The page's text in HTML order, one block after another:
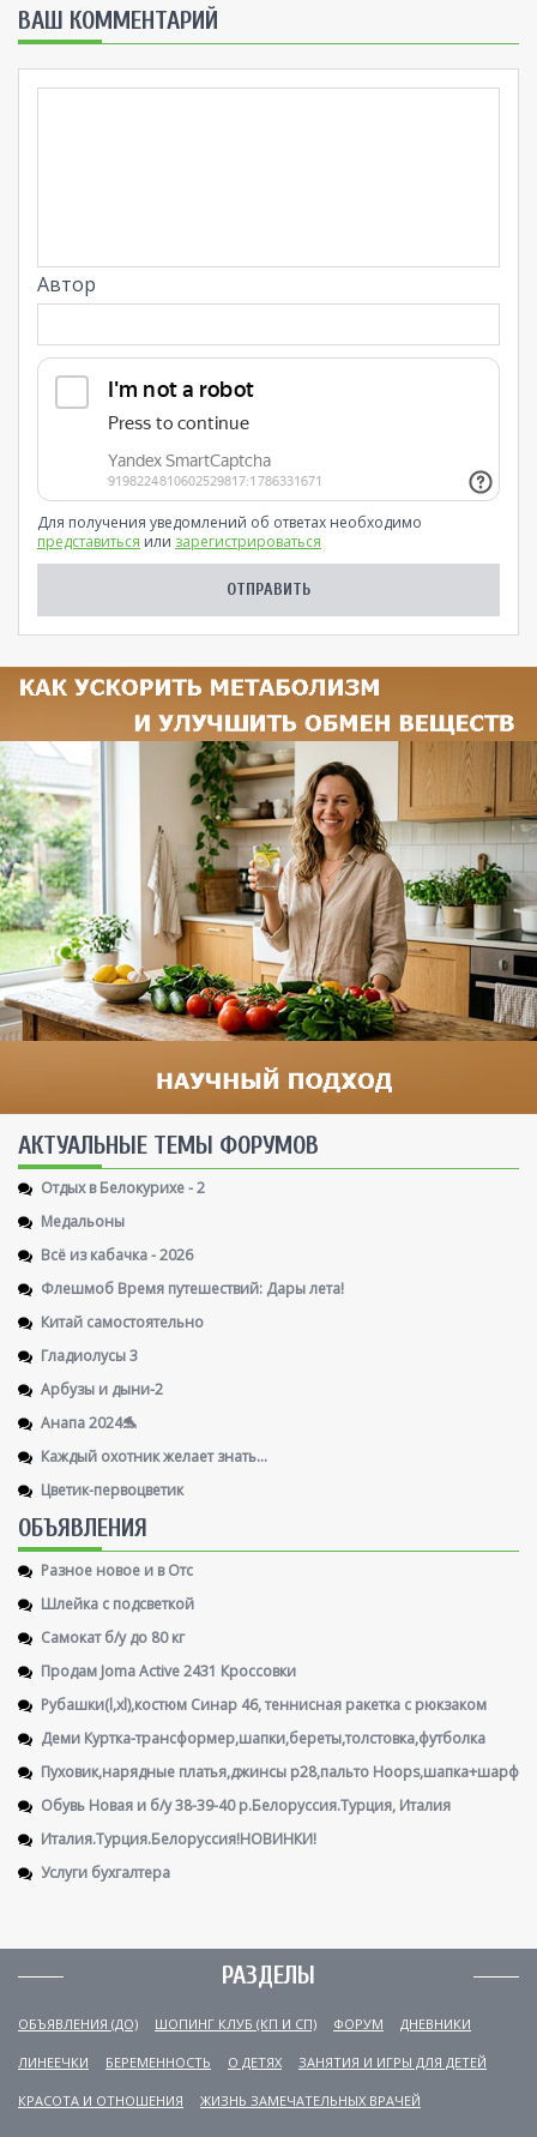
ВАШ КОММЕНТАРИЙ
Автор
Для получения уведомлений об ответах необходимо
представиться или зарегистрироваться
AКТУАЛЬНЫЕ ТЕМЫ ФОРУМОВ
Отдых в Белокурихе - 2
Медальоны
Всё из кабачка - 2026
Флешмоб Время путешествий: Дары лета!
Китай самостоятельно
Гладиолусы 3
Арбузы и дыни-2
Анапа 2024🐬
Каждый охотник желает знать...
Цветик-первоцветик
ОБЪЯВЛЕНИЯ
Разное новое и в Отс
Шлейка с подсветкой
Самокат б/у до 80 кг
Продам Joma Active 2431 Кроссовки
Рубашки(l,xl),костюм Синар 46, теннисная ракетка с рюкзаком
Деми Куртка-трансформер,шапки,береты,толстовка,футболка
Пуховик,нарядные платья,джинсы р28,пальто Hoops,шапка+шарф
Обувь Новая и б/у 38-39-40 р.Белоруссия.Турция, Италия
Италия.Турция.Белоруссия!НОВИНКИ!
Услуги бухгалтера
РАЗДЕЛЫ
ОБЪЯВЛЕНИЯ (ДО) ШОПИНГ КЛУБ (КП И СП) ФОРУМ ДНЕВНИКИ
ЛИНЕЕЧКИ БЕРЕМЕННОСТЬ О ДЕТЯХ ЗАНЯТИЯ И ИГРЫ ДЛЯ ДЕТЕЙ
КРАСОТА И ОТНОШЕНИЯ ЖИЗНЬ ЗАМЕЧАТЕЛЬНЫХ ВРАЧЕЙ